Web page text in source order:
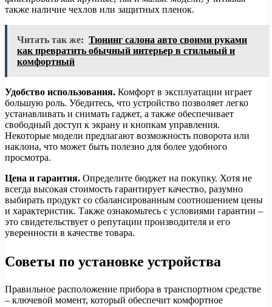
также наличие чехлов или защитных пленок.
Читать так же: Тюнинг салона авто своими руками
как превратить обычный интерьер в стильный и
комфортный
Удобство использования. Комфорт в эксплуатации играет
большую роль. Убедитесь, что устройство позволяет легко
устанавливать и снимать гаджет, а также обеспечивает
свободный доступ к экрану и кнопкам управления.
Некоторые модели предлагают возможность поворота или
наклона, что может быть полезно для более удобного
просмотра.
Цена и гарантия. Определите бюджет на покупку. Хотя не
всегда высокая стоимость гарантирует качество, разумно
выбирать продукт со сбалансированным соотношением цены
и характеристик. Также ознакомьтесь с условиями гарантии –
это свидетельствует о репутации производителя и его
уверенности в качестве товара.
Советы по установке устройства
Правильное расположение прибора в транспортном средстве
– ключевой момент, который обеспечит комфортное